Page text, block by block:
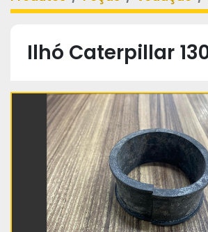
Ilhó Caterpillar